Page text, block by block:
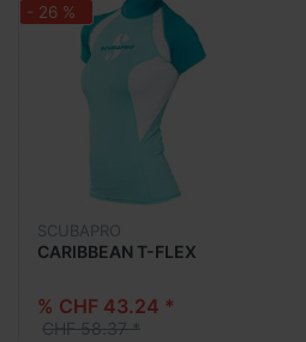
- 26 %
SCUBAPRO
CARIBBEAN T-FLEX
% CHF 43.24 *
CHF 58.37 *